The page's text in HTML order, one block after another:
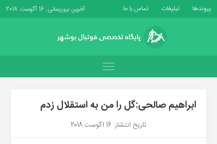
پیوندها تبلیغات تماس با ما آخرین بروزرسانی: 16 آگوست 2018
ابراهیم صالحی:گل را من به استقلال زدم
تاریخ انتشار: 16 آگوست 2018